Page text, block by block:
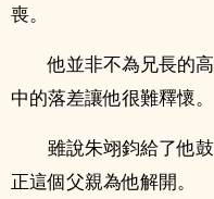
喪。
他並非不為兄長的
中的落差讓他很難釋懷。
雖說朱翊鈞給了他
正這個父親為他解開。